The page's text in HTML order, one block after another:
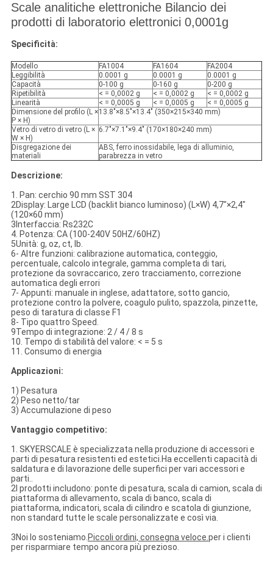
Scale analitiche elettroniche Bilancio dei
prodotti di laboratorio elettronici 0,0001g
Specificità:
Modello FA1004 FA1604
FA2004
Leggibilità
0.0001 g 0.0001 g
0.0001 g
Capacità
0-100 g 0-160 g
0-200 g
Ripetibilità
< = 0,0002 g < = 0,0002 g
< = 0,0002 g
Linearità
< = 0,0005 g < = 0,0005 g
< = 0,0005 g
Dimensione del profilo (L ×
P × H)
13.8"×8.5"×13.4" (350×215×340 mm)
Vetro di vetro di vetro (L ×
W × H)
6.7"×7.1"×9.4" (170×180×240 mm)
Disgregazione dei
materiali
ABS, ferro inossidabile, lega di alluminio,
parabrezza in vetro
Descrizione:
1. Pan: cerchio 90 mm SST 304
2Display: Large LCD (backlit bianco luminoso) (L×W) 4,7"×2,4"
(120×60 mm)
3Interfaccia: Rs232C
4. Potenza: CA (100-240V 50HZ/60HZ)
5Unità: g, oz, ct, lb.
6- Altre funzioni: calibrazione automatica, conteggio,
percentuale, calcolo integrale, gamma completa di tari,
protezione da sovraccarico, zero tracciamento, correzione
automatica degli errori
7- Appunti: manuale in inglese, adattatore, sotto gancio,
protezione contro la polvere, coagulo pulito, spazzola, pinzette,
peso di taratura di classe F1
8- Tipo quattro Speed.
9Tempo di integrazione: 2 / 4 / 8 s
10. Tempo di stabilità del valore: < = 5 s
11. Consumo di energia
Applicazioni:
1) Pesatura
2) Peso netto/tar
3) Accumulazione di peso
Vantaggio competitivo:
1. SKYERSCALE è specializzata nella produzione di accessori e
parti di pesatura resistenti ed estetici.Ha eccellenti capacità di
saldatura e di lavorazione delle superfici per vari accessori e
parti..
2I prodotti includono: ponte di pesatura, scala di camion, scala di
piattaforma di allevamento, scala di banco, scala di
piattaforma, indicatori, scala di cilindro e scatola di giunzione,
non standard tutte le scale personalizzate e così via.
3Noi lo sosteniamo.Piccoli ordini, consegna veloce.per i clienti
per risparmiare tempo ancora più prezioso.